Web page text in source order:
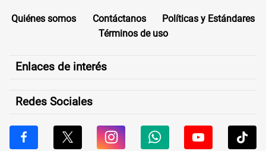
Quiénes somos Contáctanos
Políticas y Estándares
Términos de uso
Enlaces de interés
Redes Sociales